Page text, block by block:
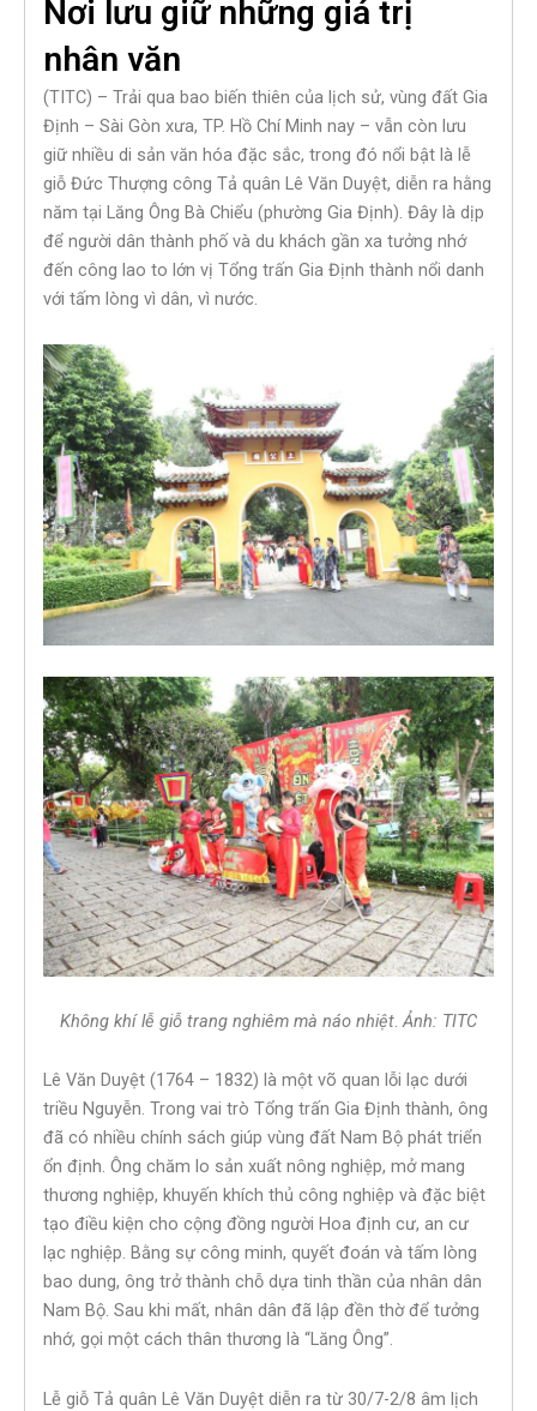
Nơi lưu giữ những giá trị
nhân văn
(TITC) – Trải qua bao biến thiên của lịch sử, vùng đất Gia
Định – Sài Gòn xưa, TP. Hồ Chí Minh nay – vẫn còn lưu
giữ nhiều di sản văn hóa đặc sắc, trong đó nổi bật là lễ
giỗ Đức Thượng công Tả quân Lê Văn Duyệt, diễn ra hằng
năm tại Lăng Ông Bà Chiểu (phường Gia Định). Đây là dịp
để người dân thành phố và du khách gần xa tưởng nhớ
đến công lao to lớn vị Tổng trấn Gia Định thành nổi danh
với tấm lòng vì dân, vì nước.
Không khí lễ giỗ trang nghiêm mà náo nhiệt Ảnh: TITC
Lê Văn Duyệt (1764 – 1832) là một võ quan lỗi lạc dưới
triều Nguyễn. Trong vai trò Tổng trấn Gia Định thành, ông
đã có nhiều chính sách giúp vùng đất Nam Bộ phát triển
ổn định. Ông chăm lo sản xuất nông nghiệp, mở mang
thương nghiệp, khuyến khích thủ công nghiệp và đặc biệt
tạo điều kiện cho cộng đồng người Hoa định cư, an cư
lạc nghiệp. Bằng sự công minh, quyết đoán và tấm lòng
bao dung, ông trở thành chỗ dựa tinh thần của nhân dân
Nam Bộ. Sau khi mất, nhân dân đã lập đền thờ để tưởng
nhớ, gọi một cách thân thương là “Lăng Ông”.
Lễ giỗ Tả quân Lê Văn Duyệt diễn ra từ 30/7-2/8 âm lịch